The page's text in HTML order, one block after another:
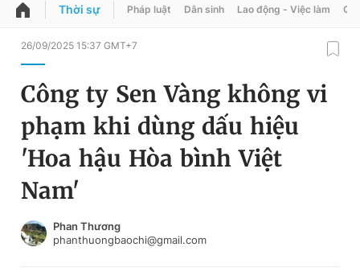
QUẢNG CÁO
Chuyên mục
Chuyên mục khác
Chào ngày mới
Tin thị trường Tin 360
Đổi mật khẩu
Tin đã lưu
Tin đã xem
Thời sự Pháp luật Dân sinh Lao động - Việc làm
26/09/2025 15:37 GMT+7
Công ty Sen Vàng không vi
phạm khi dùng dấu hiệu
'Hoa hậu Hòa bình Việt
Nam'
Phan Thương
phanthuongbaochi@gmail.com